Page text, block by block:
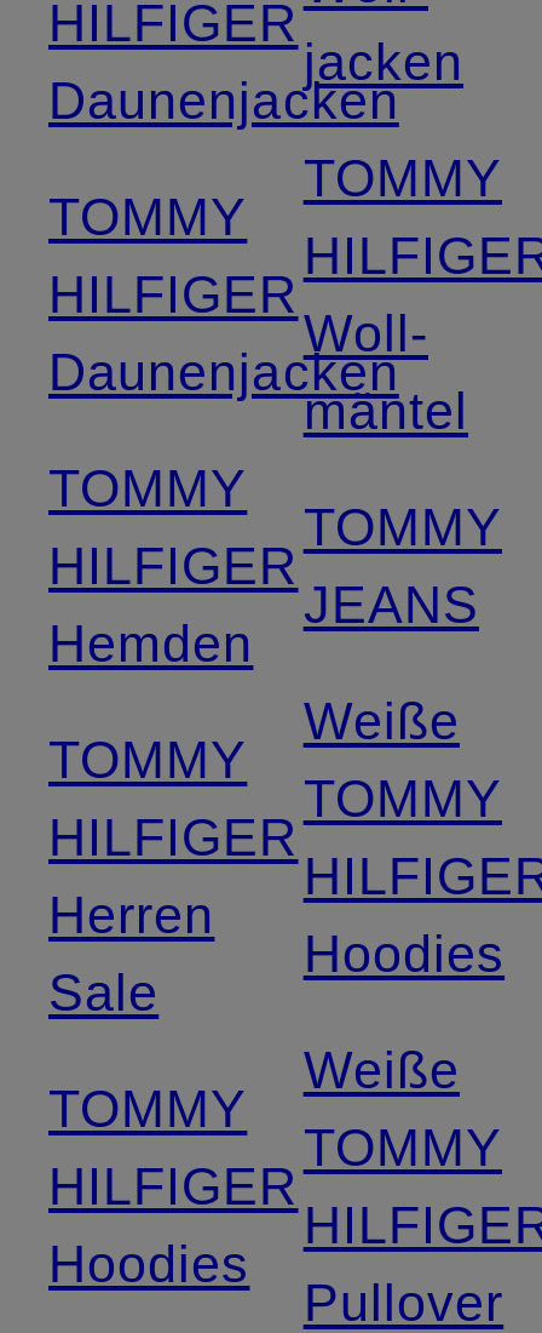
HILFIGER
Daunenjacken
TOMMY
HILFIGER
Daunenjacken
TOMMY
HILFIGER
Hemden
TOMMY
HILFIGER
Herren
Sale
TOMMY
HILFIGER
Hoodies
jacken
TOMMY
Woll­
mäntel
TOMMY
JEANS
Weiße
TOMMY
Hoodies
Weiße
TOMMY
Pullover